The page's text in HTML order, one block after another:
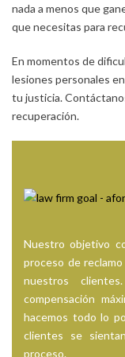
nada a menos que
que necesitas para
En momentos de
lesiones personales
tu justicia.
recuperación.
Nuestro objetivo
proceso de
nuestros
compensación
hacemos todo lo
clientes se
proceso.